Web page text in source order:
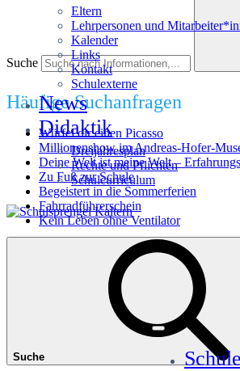
Eltern
Lehrpersonen und
Kalender
Links
Kontakt
Schulexterne
News
Didaktik
Dreijahresplan
Rechte und Pflichten
Schulcurriculum
Suche
Suche
Häufige Suchanfragen
Würfel dir einen Picasso
Millionenshow im Andreas-Hofer-
Deine Welt ist meine Welt –
Zu Fuß zur Schule
Begeistert in die Sommerferien
Fahrradführerschein
Kein Leben ohne Ventilator
Das könnte Sie interessieren
Grundschule Planitzing Grundschule St. Josef